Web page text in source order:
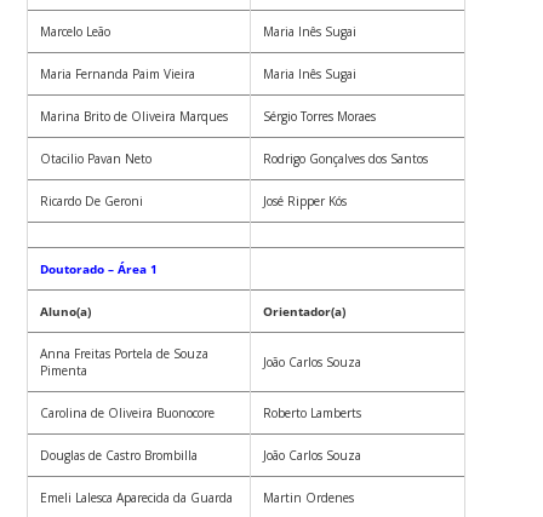
Marcelo Leão Maria Inês Sugai
Maria Fernanda Paim Vieira Maria Inês Sugai
Marina Brito de Oliveira Marques Sérgio Torres Moraes
Otacilio Pavan Neto Rodrigo Gonçalves dos Santos
Ricardo De Geroni José Ripper Kós
Doutorado – Área 1
Aluno(a) Orientador(a)
Anna Freitas Portela de Souza
Pimenta
João Carlos Souza
Carolina de Oliveira Buonocore Roberto Lamberts
Douglas de Castro Brombilla João Carlos Souza
Emeli Lalesca Aparecida da Guarda Martin Ordenes